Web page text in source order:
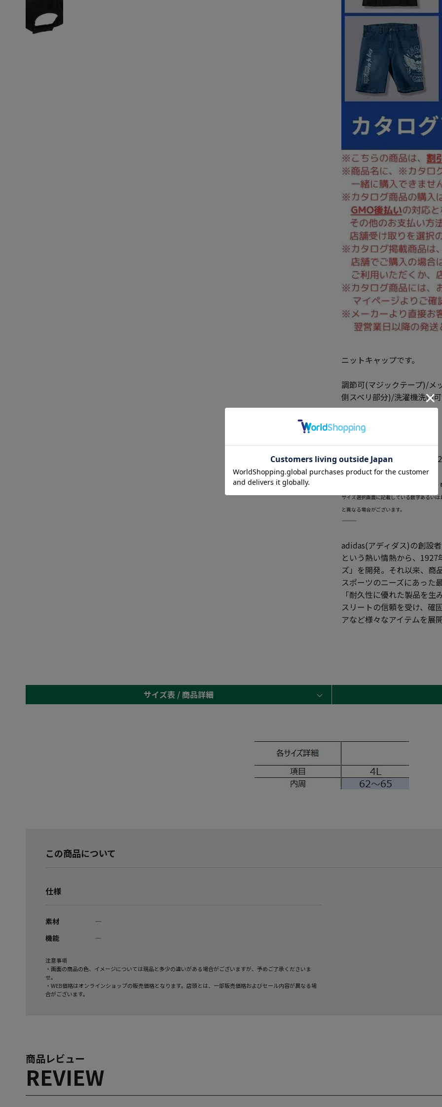
ニットキャップです。
調節可(マジックテープ)/メ
側スベリ部分)/洗濯機洗い
●素材
ポリエステル 100%
カタログ商品番号 1270-
―――――――――――――――――――――――
当ページのサイズ表に記載している数字は
サイズ選択画面に記載している数字あるい
と異なる場合がございます。
―――――――――――――――――――――――
adidas(アディダス)の創設
という熱い情熱から、
ズ」を開発。それ以来、商
スポーツのニーズにあった
「耐久性に優れた製品を
スリートの信頼を受け、確
アなど様々なアイテムを展
サイズ表 / 商品詳細
この商品について
仕様
素材
―
機能
―
注意事項
・画面の商品の色、イメージについては現品と多少の違いがある場合がございますが、予めご了承くださいま
せ。
・WEB価格はオンラインショップの販売価格となります。店頭とは、一部販売価格およびセール内容が異なる場
合がございます。
商品レビュー
REVIEW